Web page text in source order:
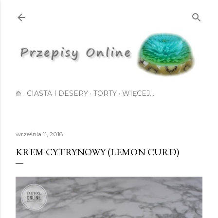
⟰ CIASTA I DESERY TORTY WIĘCEJ…
września 11, 2018
KREM CYTRYNOWY (LEMON CURD)